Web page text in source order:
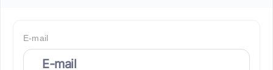
E-mail